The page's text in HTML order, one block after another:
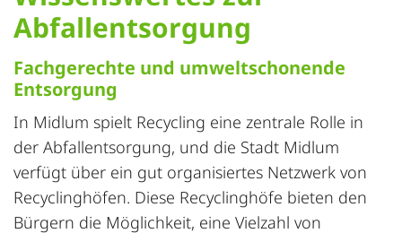
Abfallentsorgung
Fachgerechte und umweltschonende
Entsorgung
In Midlum spielt Recycling eine zentrale Rolle in
der Abfallentsorgung, und die Stadt Midlum
verfügt über ein gut organisiertes Netzwerk von
Recyclinghöfen. Diese Recyclinghöfe bieten den
Bürgern die Möglichkeit, eine Vielzahl von